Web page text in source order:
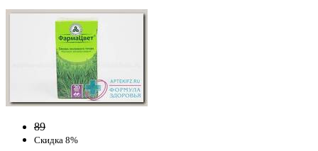
89
Скидка 8%